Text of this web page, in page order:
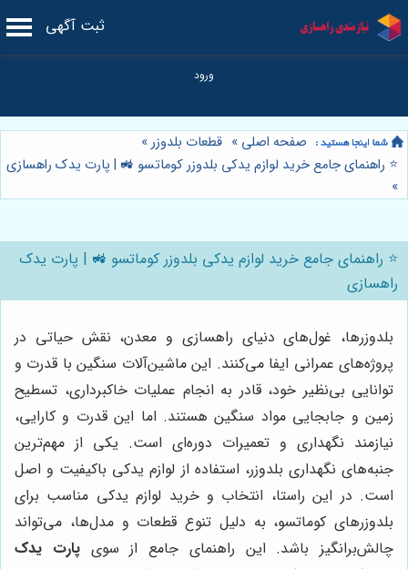
ثبت آگهی
صفحه اصلی » قطعات بلدوزر»
⭐️ راهنمای جامع خرید لوازم یدکی بلدوزر کوماتسو 🚜 | پارت یدک راهسازی
»
⭐️ راهنمای جامع خرید لوازم یدکی بلدوزر کوماتسو 🚜 | پارت یدک
راهسازی
بلدوزرها، غول‌های دنیای راهسازی و معدن، نقش حیاتی در
پروژه‌های عمرانی ایفا می‌کنند. این ماشین‌آلات سنگین با قدرت و
توانایی بی‌نظیر خود، قادر به انجام عملیات خاکبرداری، تسطیح
زمین و جابجایی مواد سنگین هستند. اما این قدرت و کارایی،
نیازمند نگهداری و تعمیرات دوره‌ای است. یکی از مهم‌ترین
جنبه‌های نگهداری بلدوزر، استفاده از لوازم یدکی باکیفیت و اصل
است. در این راستا، انتخاب و خرید لوازم یدکی مناسب برای
بلدوزرهای کوماتسو، به دلیل تنوع قطعات و مدل‌ها، می‌تواند
چالش‌برانگیز باشد. این راهنمای جامع از سویپارت یدک